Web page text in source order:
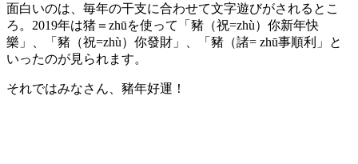
面白いのは、毎年の干支に合わせて文字遊びがされるとこ
ろ。2019年は猪＝zhūを使って「豬（祝=zhù）你新年快
樂」、「豬（祝=zhù）你發財」、「豬（諸= zhū事順利」と
いったのが見られます。
それではみなさん、豬年好運！